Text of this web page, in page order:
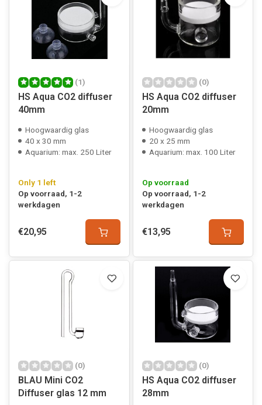
(1)
HS Aqua CO2 diffuser
40mm
Hoogwaardig glas
40 x 30 mm
Aquarium: max. 250 Liter
Only 1 left
Op voorraad, 1-2
werkdagen
€20,95
(0)
HS Aqua CO2 diffuser
20mm
Hoogwaardig glas
20 x 25 mm
Aquarium: max. 100 Liter
Op voorraad
Op voorraad, 1-2
werkdagen
€13,95
(0)
BLAU Mini CO2
Diffuser glas 12 mm
(0)
HS Aqua CO2 diffuser
28mm